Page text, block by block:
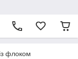
флоком